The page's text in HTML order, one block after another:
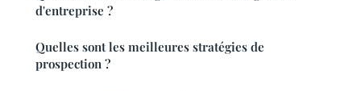
d'entreprise ?
Quelles sont les meilleures stratégies de
prospection ?